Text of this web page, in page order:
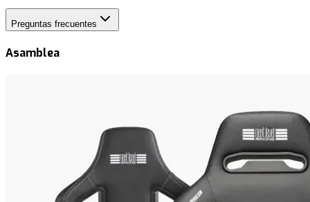
Preguntas frecuentes
Asamblea